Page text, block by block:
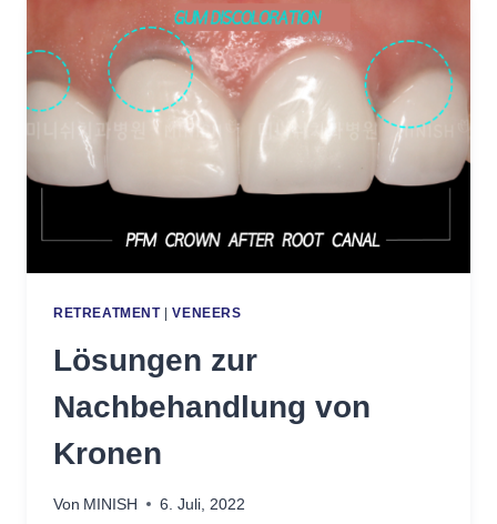
RETREATMENT|VENEERS
Lösungen zur
Nachbehandlung von
Kronen
Von MINISH 6. Juli, 2022